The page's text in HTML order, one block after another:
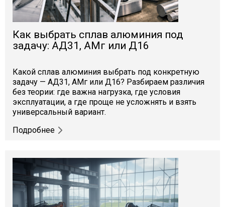
Как выбрать сплав алюминия под
задачу: АД31, АМг или Д16
Какой сплав алюминия выбрать под конкретную
задачу — АД31, АМг или Д16? Разбираем различия
без теории: где важна нагрузка, где условия
эксплуатации, а где проще не усложнять и взять
универсальный вариант.
Подробнее